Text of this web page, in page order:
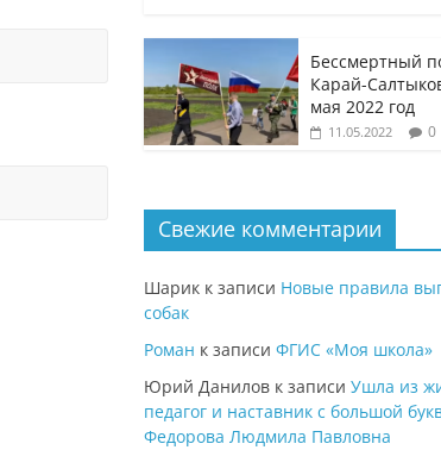
Бессмертный
Карай-
мая 2022 год
11.05.2022 0
Свежие комментарии
Шарик к записи Новые правила
собак
Роман к записи ФГИС «Моя школа»
Юрий Данилов к записи Ушла из
педагог и наставник с большой
Федорова Людмила Павловна